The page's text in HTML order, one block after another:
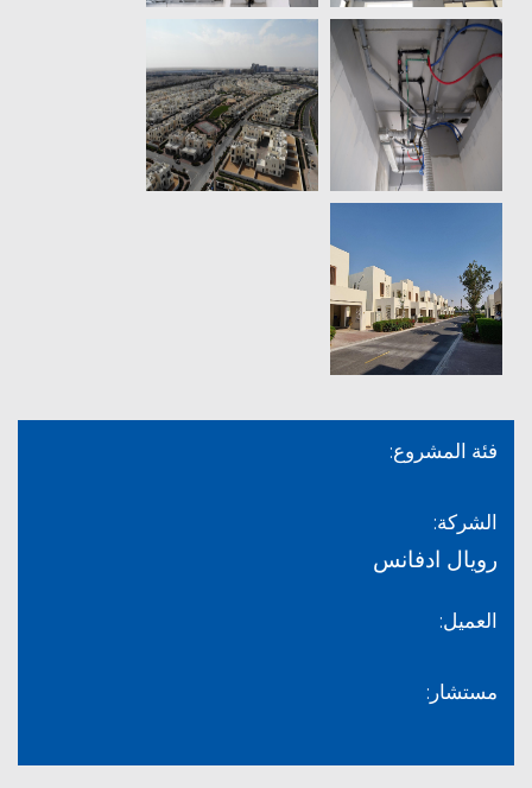
فئة المشروع:
الشركة:
رويال ادفانس
العميل:
مستشار: